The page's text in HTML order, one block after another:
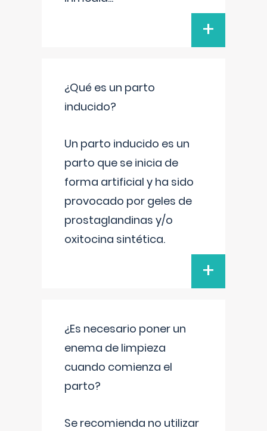
+
¿Qué es un parto
inducido?
Un parto inducido es un
parto que se inicia de
forma artificial y ha sido
provocado por geles de
prostaglandinas y/o
oxitocina sintética.
+
¿Es necesario poner un
enema de limpieza
cuando comienza el
parto?
Se recomienda no utilizar